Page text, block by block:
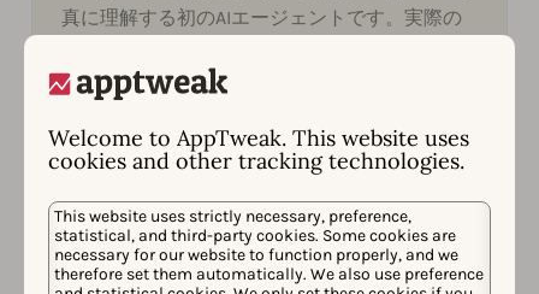
Welcome to AppTweak. This website uses
cookies and other tracking technologies.
This website uses strictly necessary, preference,
statistical, and third-party cookies. Some cookies are
necessary for our website to function properly, and we
therefore set them automatically. We also use preference
真に理解する初のAIエージェントです。実際の
めの実用的な推奨事項を得るために、キャンペ
ーンに関するあらゆる質問をAd Agentにしてく
ださい。